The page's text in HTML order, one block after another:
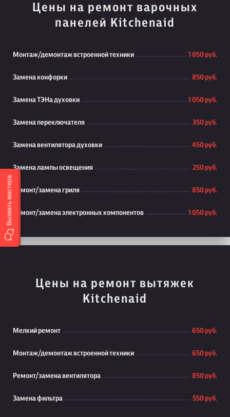
Цены на ремонт варочных
панелей Kitchenaid
Монтаж/демонтаж встроенной техники 1 050 руб.
Замена конфорки 850 руб.
Замена ТЭНа духовки 1 050 руб.
Замена переключателя 350 руб.
Замена вентилятора духовки 450 руб.
Замена лампы освещения 250 руб.
Ремонт/замена гриля 850 руб.
Ремонт/замена электронных компонентов 1 050 руб.
Цены на ремонт вытяжек
Kitchenaid
Мелкий ремонт 650 руб.
Монтаж/демонтаж встроенной техники 650 руб.
Ремонт/замена вентилятора 850 руб.
Замена фильтра 550 руб.
Вызвать мастера